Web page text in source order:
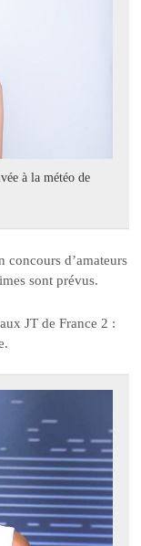
à la météo de
concours d’amateurs
sont prévus.
aux JT de France 2 :